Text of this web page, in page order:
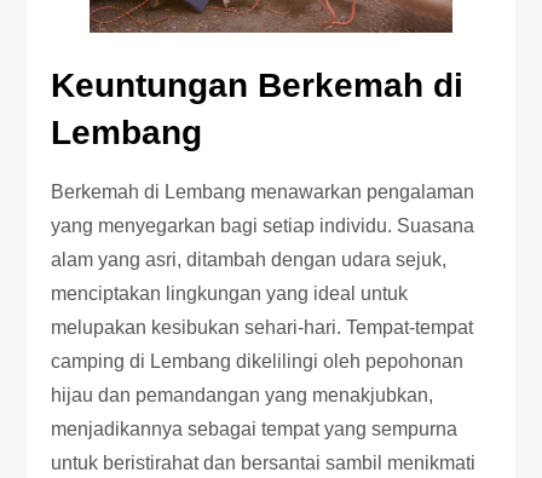
Keuntungan Berkemah di
Lembang
Berkemah di Lembang menawarkan pengalaman
yang menyegarkan bagi setiap individu. Suasana
alam yang asri, ditambah dengan udara sejuk,
menciptakan lingkungan yang ideal untuk
melupakan kesibukan sehari-hari. Tempat-tempat
camping di Lembang dikelilingi oleh pepohonan
hijau dan pemandangan yang menakjubkan,
menjadikannya sebagai tempat yang sempurna
untuk beristirahat dan bersantai sambil menikmati